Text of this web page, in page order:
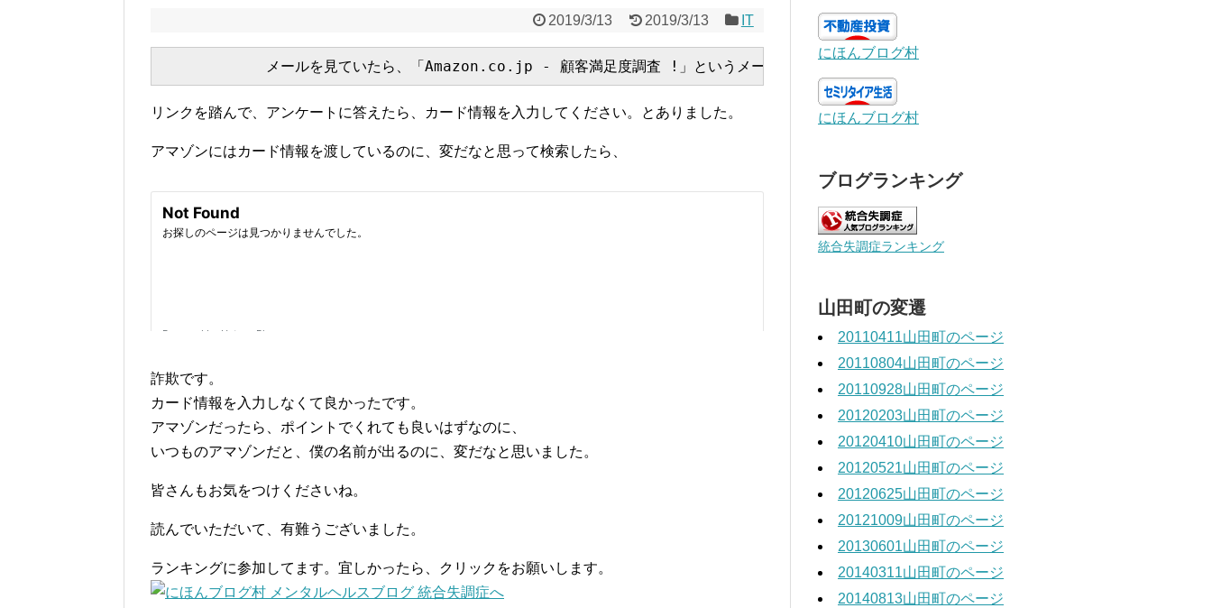
2019/3/13 2019/3/13 IT
リンクを踏んで、アンケートに答えたら、カード情報を入力してください。とありました。
アマゾンにはカード情報を渡しているのに、変だなと思って検索したら、
詐欺です。
カード情報を入力しなくて良かったです。
アマゾンだったら、ポイントでくれても良いはずなのに、
いつものアマゾンだと、僕の名前が出るのに、変だなと思いました。
皆さんもお気をつけくださいね。
読んでいただいて、有難うございました。
ランキングに参加してます。宜しかったら、クリックをお願いします。
にほんブログ村
にほんブログ村
ブログランキング
統合失調症ランキング
山田町の変遷
20110411山田町のページ
20110804山田町のページ
20110928山田町のページ
20120203山田町のページ
20120410山田町のページ
20120521山田町のページ
20120625山田町のページ
20121009山田町のページ
20130601山田町のページ
20140311山田町のページ
20140813山田町のページ